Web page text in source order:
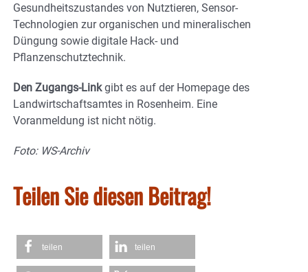
Gesundheitszustandes von Nutztieren, Sensor-
Technologien zur organischen und mineralischen
Düngung sowie digitale Hack- und
Pflanzenschutztechnik.
Den Zugangs-Linkgibt es auf der Homepage des
Landwirtschaftsamtes in Rosenheim. Eine
Voranmeldung ist nicht nötig.
Foto: WS-Archiv
Teilen Sie diesen Beitrag!
teilen teilen